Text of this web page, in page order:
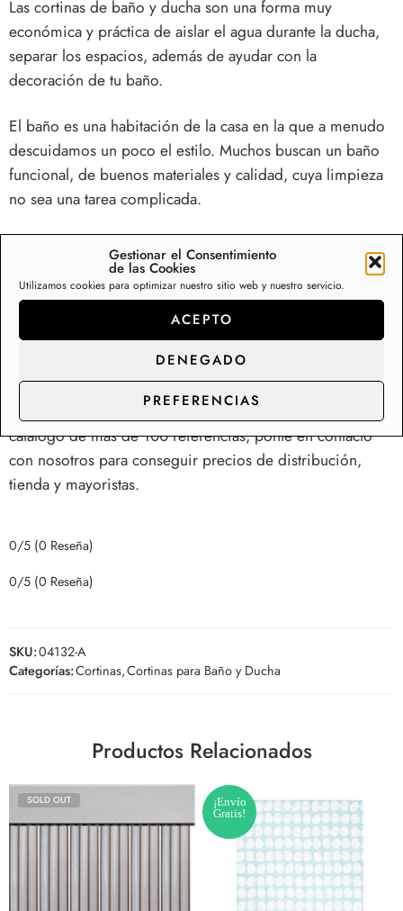
Gestionar el Consentimiento
de las Cookies
Utilizamos cookies para optimizar nuestro sitio web y nuestro servicio.
ACEPTO
DENEGADO
PREFERENCIAS
Lascortinas de baño y duchason una forma muy
económica y práctica de aislar el agua durante la ducha,
separar los espacios, además de ayudar con la
decoración de tu baño.
El baño es una habitación de la casa en la que a menudo
descuidamos un poco el estilo. Muchos buscan un baño
funcional, de buenos materiales y calidad, cuya limpieza
no sea una tarea complicada.
Cortinas para ducha de tela antimoho.
Nuestra cortina de ducha antimoho previene la formación
de humedades y moho en tu bañera o plato de ducha.
Seguridad y confort en tu baño con el máximo estilo.
Fábrica y distribución de cortinas de baño y
ducha.
Somos fabricantes e importadores de Cortinas, con un
catálogo de más de 100 referencias, ponte en contacto
con nosotros para conseguir precios de distribución,
tienda y mayoristas.
0/5 (0 Reseña)
0/5 (0 Reseña)
SKU:04132-A
Categorías:Cortinas,Cortinas para Baño y Ducha
Productos Relacionados
SOLD OUT
¡Envío
Gratis!